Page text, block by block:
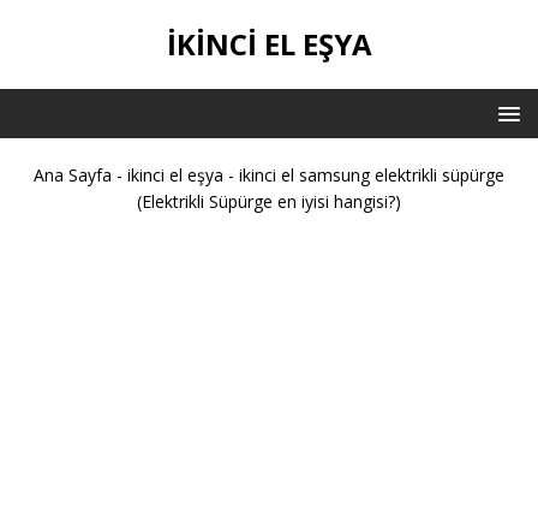
İKİNCİ EL EŞYA
Ana Sayfa - ikinci el eşya - ikinci el samsung elektrikli süpürge
(Elektrikli Süpürge en iyisi hangisi?)